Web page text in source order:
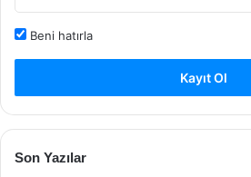
Beni hatırla
Kayıt Ol
Son Yazılar